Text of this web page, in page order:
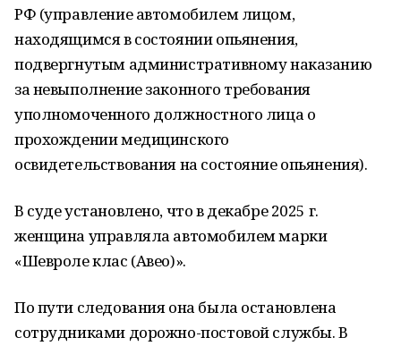
РФ (управление автомобилем лицом,
находящимся в состоянии опьянения,
подвергнутым административному наказанию
за невыполнение законного требования
уполномоченного должностного лица о
прохождении медицинского
освидетельствования на состояние опьянения).
В суде установлено, что в декабре 2025 г.
женщина управляла автомобилем марки
«Шевроле клас (Авео)».
По пути следования она была остановлена
сотрудниками дорожно-постовой службы. В